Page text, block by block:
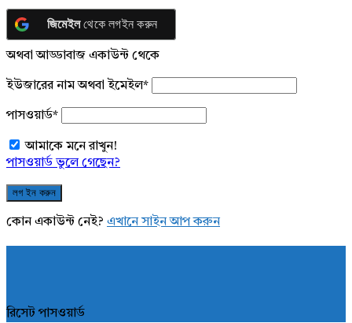
জিমেইলথেকে লগইন করুন
অথবা আড্ডাবাজ একাউন্ট থেকে
ইউজারের নাম অথবা ইমেইল*
পাসওয়ার্ড*
আমাকে মনে রাখুন!
পাসওয়ার্ড ভুলে গেছেন?
কোন একাউন্ট নেই? এখানে সাইন আপ করুন
রিসেট পাসওয়ার্ড